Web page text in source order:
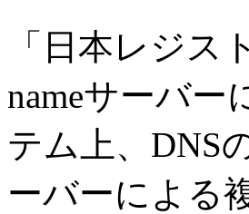
「日本レジス
nameサーバー
テム上、DNS
ーバーによる